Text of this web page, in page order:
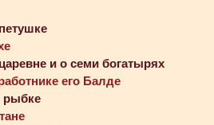
и о семи богатырях
его Балде
рыбке